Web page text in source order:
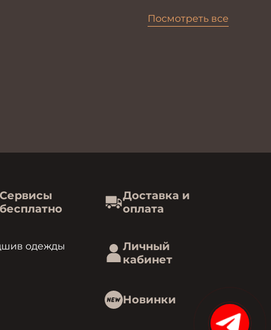
Посмотреть все
одежды
Доставка и
оплата
Личный
кабинет
Новинки